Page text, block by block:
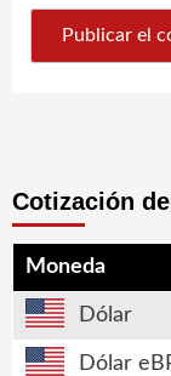
Cotización
Moneda
Dólar
Dólar